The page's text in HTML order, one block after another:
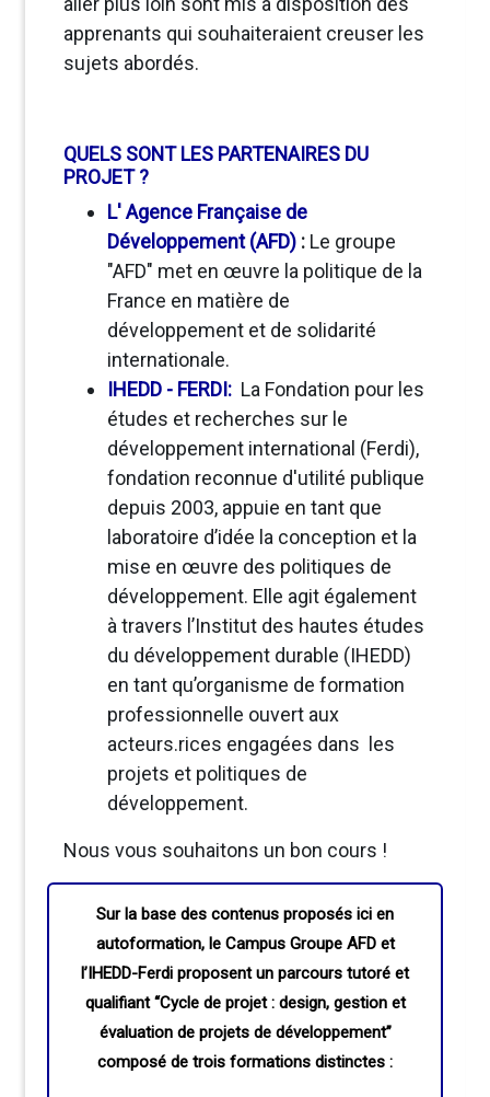
apprenants qui souhaiteraient creuser les
sujets abordés.
QUELS SONT LES PARTENAIRES DU
PROJET ?
L' Agence Française de
Développement (AFD) : Le groupe
"AFD" met en œuvre la politique de la
France en matière de
développement et de solidarité
internationale.
IHEDD - FERDI: La Fondation pour les
études et recherches sur le
développement international (Ferdi),
fondation reconnue d'utilité publique
depuis 2003, appuie en tant que
laboratoire d’idée la conception et la
mise en œuvre des politiques de
développement. Elle agit également
à travers l’Institut des hautes études
du développement durable (IHEDD)
en tant qu’organisme de formation
professionnelle ouvert aux
acteurs.rices engagées dans les
projets et politiques de
développement.
Nous vous souhaitons un bon cours !
Sur la base des contenus proposés ici en
autoformation, le Campus Groupe AFD et
l’IHEDD-Ferdi proposent un parcours tutoré et
qualifiant “Cycle de projet : design, gestion et
évaluation de projets de développement”
composé de trois formations distinctes :